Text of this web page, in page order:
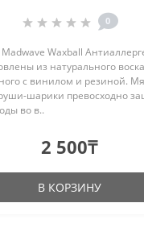
0
Waxball
из натурального
с винилом и резиной.
шарики превосходно
во в..
2 500₸
В КОРЗИНУ